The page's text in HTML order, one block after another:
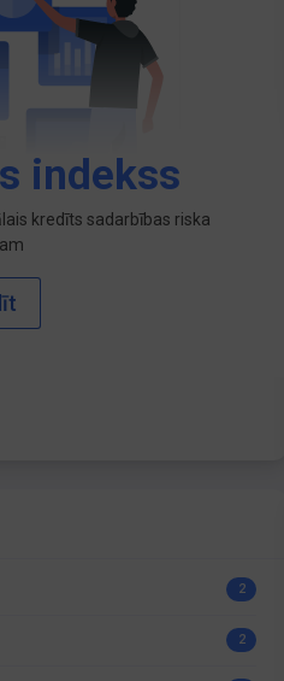
indekss
kredīts sadarbības riska
2
2